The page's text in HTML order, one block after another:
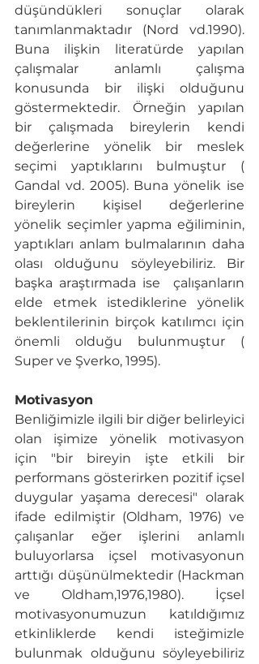
düşündükleri sonuçlar olarak
tanımlanmaktadır (Nord vd.1990).
Buna ilişkin literatürde yapılan
çalışmalar anlamlı çalışma
konusunda bir ilişki olduğunu
göstermektedir. Örneğin yapılan
bir çalışmada bireylerin kendi
değerlerine yönelik bir meslek
seçimi yaptıklarını bulmuştur (
Gandal vd. 2005). Buna yönelik ise
bireylerin kişisel değerlerine
yönelik seçimler yapma eğiliminin,
yaptıkları anlam bulmalarının daha
olası olduğunu söyleyebiliriz. Bir
başka araştırmada ise  çalışanların
elde etmek istediklerine yönelik
beklentilerinin birçok katılımcı için
önemli olduğu bulunmuştur (
Super ve Şverko, 1995).
Motivasyon
Benliğimizle ilgili bir diğer belirleyici
olan işimize yönelik motivasyon
için "bir bireyin işte etkili bir
performans gösterirken pozitif içsel
duygular yaşama derecesi" olarak
ifade edilmiştir (Oldham, 1976) ve
çalışanlar eğer işlerini anlamlı
buluyorlarsa içsel motivasyonun
arttığı düşünülmektedir (Hackman
ve Oldham,1976,1980). İçsel
motivasyonumuzun katıldığımız
etkinliklerde kendi isteğimizle
bulunmak olduğunu söyleyebiliriz